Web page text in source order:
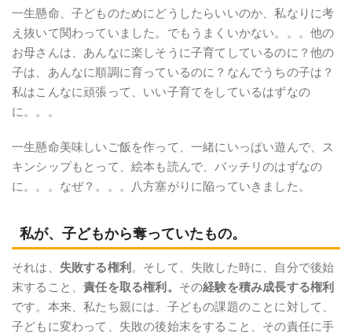
一生懸命、子どものためにどうしたらいいのか、私なりに考
え抜いて関わっていました。でもうまくいかない。。。他の
お母さんは、あんなに楽しそうに子育てしているのに？他の
子は、あんなに順調に育っているのに？なんでうちの子は？
私はこんなに頑張って、いい子育てをしているはずなの
に。。。
一生懸命美味しいご飯を作って、一緒にいっぱい遊んで、ス
キンシップもとって、絵本も読んで、バッチリのはずなの
に。。。なぜ？。。。八方塞がりに陥っていきました。
私が、子どもから奪っていたもの。
それは、 失敗する権利。そして、失敗した時に、自分で後始
末すること、責任を取る権利。 その経験を積み成長する権利
です。本来、私たち親には、子どもの課題のことに対して、
子どもに変わって、失敗の後始末をすること、その責任に手